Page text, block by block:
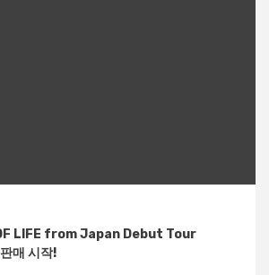
LIFE from Japan Debut Tour
매 시작!